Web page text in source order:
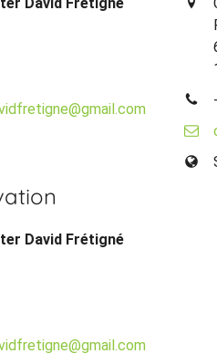
David Frétigné